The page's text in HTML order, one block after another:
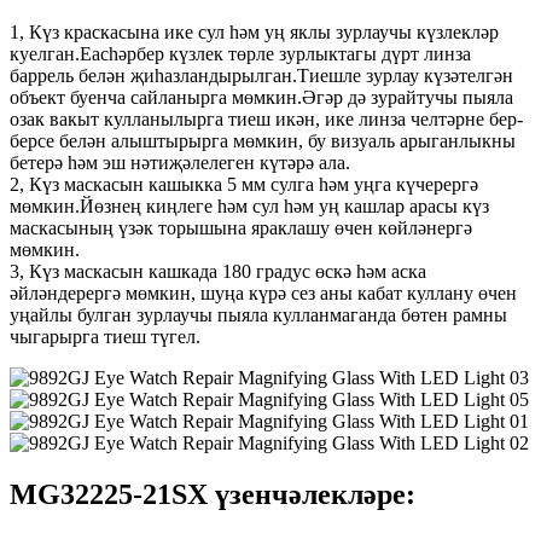
1, Күз краскасына ике сул һәм уң яклы зурлаучы күзлекләр
куелган.Eachәрбер күзлек төрле зурлыктагы дүрт линза
баррель белән җиһазландырылган.Тиешле зурлау күзәтелгән
объект буенча сайланырга мөмкин.Әгәр дә зурайтучы пыяла
озак вакыт кулланылырга тиеш икән, ике линза челтәрне бер-
берсе белән алыштырырга мөмкин, бу визуаль арыганлыкны
бетерә һәм эш нәтиҗәлелеген күтәрә ала.
2, Күз маскасын кашыкка 5 мм сулга һәм уңга күчерергә
мөмкин.Йөзнең киңлеге һәм сул һәм уң кашлар арасы күз
маскасының үзәк торышына яраклашу өчен көйләнергә
мөмкин.
3, Күз маскасын кашкада 180 градус өскә һәм аска
әйләндерергә мөмкин, шуңа күрә сез аны кабат куллану өчен
уңайлы булган зурлаучы пыяла кулланмаганда бөтен рамны
чыгарырга тиеш түгел.
MG32225-21SX үзенчәлекләре: